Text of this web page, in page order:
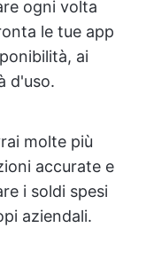
ogni volta
le tue app
ai
d'uso.
molte più
accurate e
i soldi spesi
aziendali.